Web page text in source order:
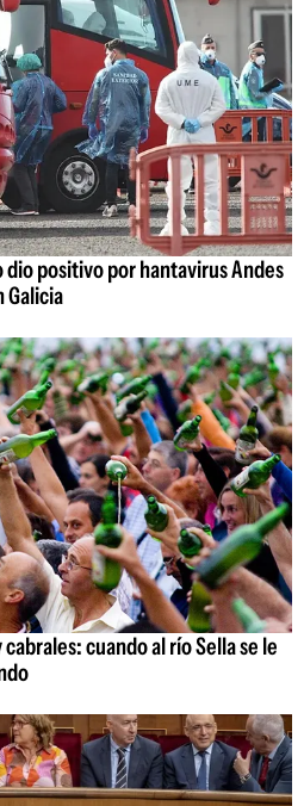
positivo por hantavirus Andes
Galicia
cuando al río Sella se le